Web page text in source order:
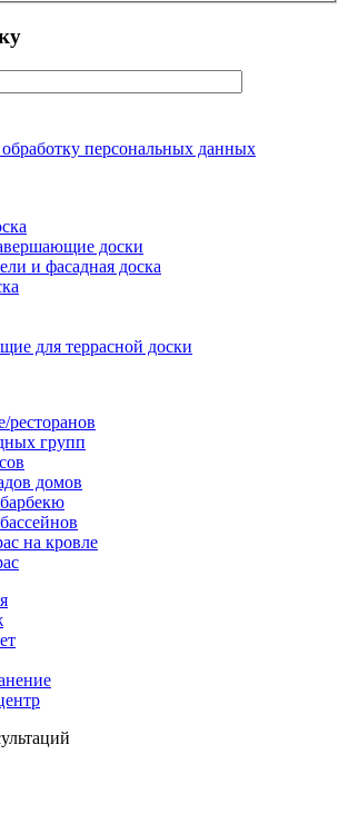
персональных данных
доски
и фасадная доска
для террасной доски
групп
домов
на кровле